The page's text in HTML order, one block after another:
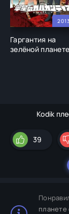
2013
Гаргантия на
зелёной планете
Kodik
39
планете